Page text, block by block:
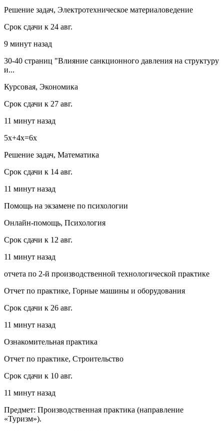
Решение задач, Электротехническое материаловедение
Срок сдачи к 24 авг.
9 минут назад
30-40 страниц "Влияние санкционного давления на структуру
и...
Курсовая, Экономика
Срок сдачи к 27 авг.
11 минут назад
5x+4x=6x
Решение задач, Математика
Срок сдачи к 14 авг.
11 минут назад
Помощь на экзамене по психологии
Онлайн-помощь, Психология
Срок сдачи к 12 авг.
11 минут назад
отчета по 2-й производственной технологической практике
Отчет по практике, Горные машины и оборудования
Срок сдачи к 26 авг.
11 минут назад
Ознакомительная практика
Отчет по практике, Строительство
Срок сдачи к 10 авг.
11 минут назад
Предмет: Производственная практика (направление
«Туризм»).